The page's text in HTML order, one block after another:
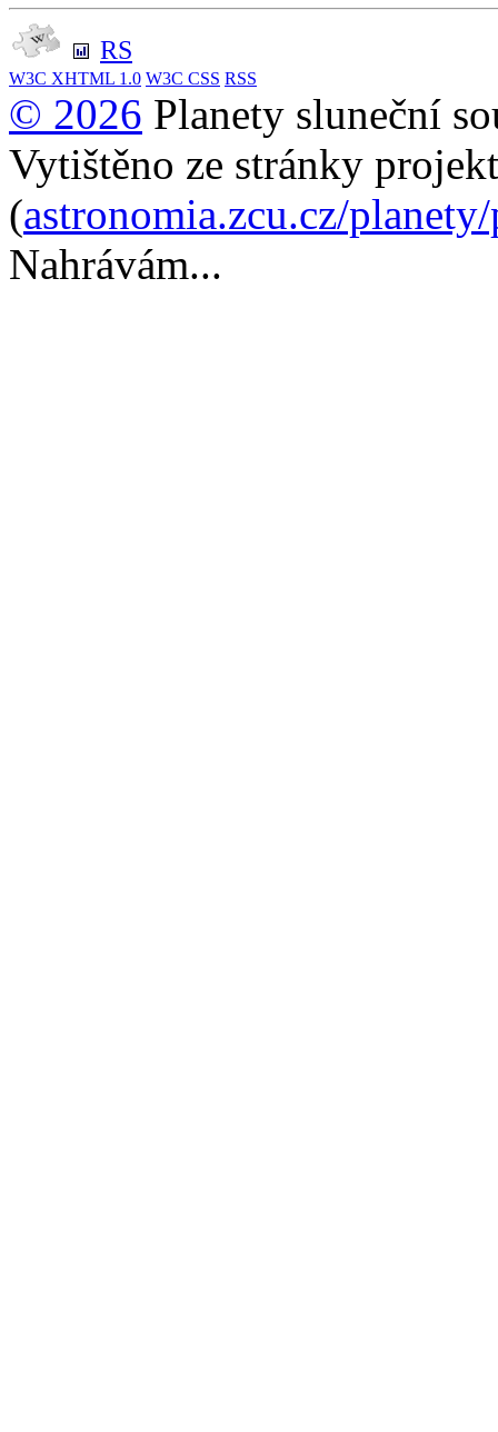
RS
W3C XHTML 1.0 W3C CSS RSS
© 2026 Planety sluneční
Vytištěno ze stránky
(astronomia.zcu.cz/
Nahrávám...